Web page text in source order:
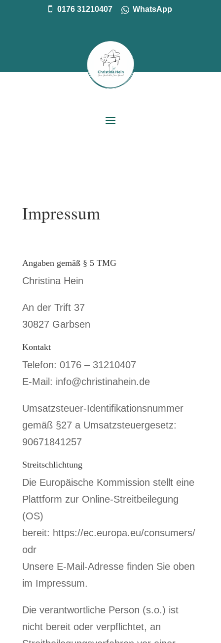
 0176 31210407 WhatsApp
Impressum
Angaben gemäß § 5 TMG
Christina Hein
An der Trift 37
30827 Garbsen
Kontakt
Telefon: 0176 – 31210407
E-Mail: info@christinahein.de
Umsatzsteuer-Identifikationsnummer
gemäß §27 a Umsatzsteuergesetz:
90671841257
Streitschlichtung
Die Europäische Kommission stellt eine
Plattform zur Online-Streitbeilegung
(OS)
bereit: https://ec.europa.eu/consumers/
odr
Unsere E-Mail-Adresse finden Sie oben
im Impressum.
Die verantwortliche Person (s.o.) ist
nicht bereit oder verpflichtet, an